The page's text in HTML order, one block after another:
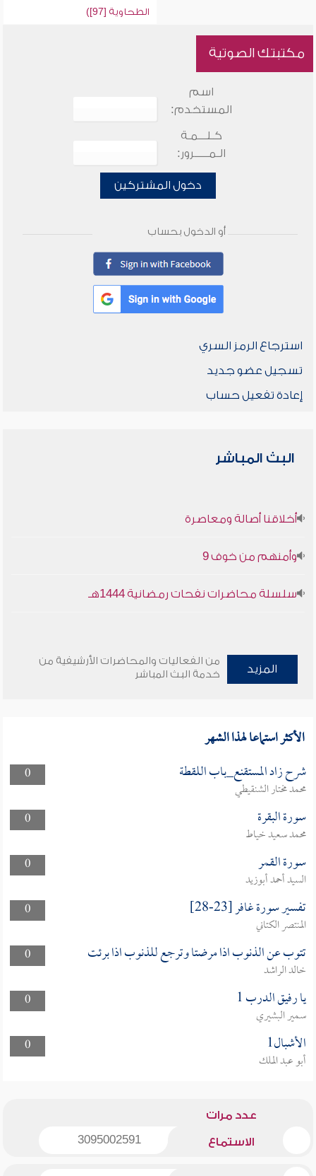
الطحاوية [97])
مكتبتك الصوتية
اسم
المستخدم:
كـلـــمـة
الـمـــــرور:
دخول المشتركين
أو الدخول بحساب
استرجاع الرمز السري
تسجيل عضو جديد
إعادة تفعيل حساب
البث المباشر
أخلاقنا أصالة ومعاصرة
وأمنهم من خوف 9
سلسلة محاضرات نفحات رمضانية 1444هـ
المزيد
من الفعاليات والمحاضرات الأرشيفية من
خدمة البث المباشر
الأكثر استماعا لهذا الشهر
0 شرح زاد المستقنع_باب اللقطة
محمد مختار الشنقيطي
0
سورة البقرة
محمد سعيد خياط
0
سورة القمر
السيد أحمد أبوزيد
0
تفسير سورة غافر [23-28]
المنتصر الكتاني
0
تتوب عن الذنوب اذا مرضتا وترجع للذنوب اذا برئت
خالد الراشد
0
يا رفيق الدرب 1
سمير البشيري
0
الأشبال1
أبو عبد الملك
عدد مرات
الاستماع 3095002591